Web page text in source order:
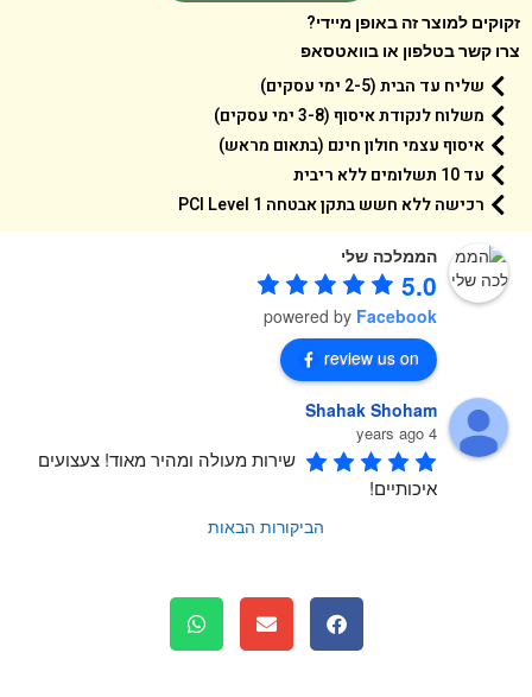
למוצר זה באופן מיידי?
קשר בטלפון או בוואטסאפ
שליח עד הבית (2-5 ימי עסקים)
משלוח לנקודת איסוף (3-8 ימי עסקים)
איסוף עצמי חולון חינם (בתאום מראש)
עד 10 תשלומים ללא ריבית
רכישה ללא חשש בתקן אבטחה 1 PCI Level
הממלכה שלי
5.0
powered byFacebook
review us on
Shahak Shoham
4 years ago
שירות מעולה ומהיר מאוד! צעצועים
איכותיים!
הביקורות הבאות